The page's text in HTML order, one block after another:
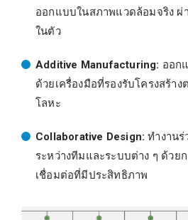
ออกแบบในสภาพแวดล้อมจริง ผ่
ในตัว
Additive Manufacturing: ออก
ด้วยเครื่องมือที่รองรับโครงสร้า
โลหะ
Collaborative Design: ทำงาน
ระหว่างทีมและระบบต่าง ๆ ด้วย
เชื่อมต่อที่มีประสิทธิภาพ